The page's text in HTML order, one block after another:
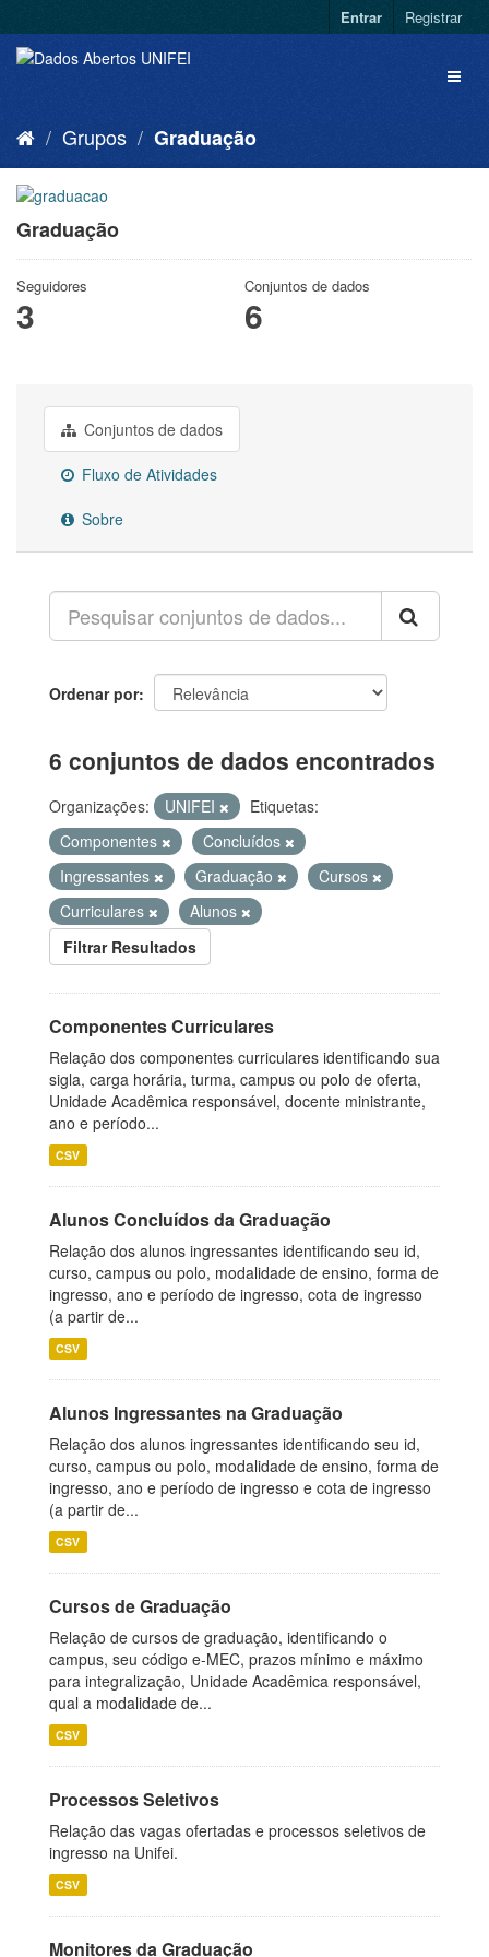
Entrar Registrar
Grupos Graduação
Graduação
Seguidores
3
Conjuntos de dados
6
Conjuntos de dados
Fluxo de Atividades
Sobre
Ordenar por
6 conjuntos de dados encontrados
Organizações: UNIFEI
Etiquetas:
Componentes
Concluídos
Ingressantes
Graduação
Cursos
Curriculares
Alunos
Filtrar Resultados
Componentes Curriculares
Relação dos componentes curriculares identificando sua
sigla, carga horária, turma, campus ou polo de oferta,
Unidade Acadêmica responsável, docente ministrante,
ano e período...
CSV
Alunos Concluídos da Graduação
Relação dos alunos ingressantes identificando seu id,
curso, campus ou polo, modalidade de ensino, forma de
ingresso, ano e período de ingresso, cota de ingresso
(a partir de...
CSV
Alunos Ingressantes na Graduação
Relação dos alunos ingressantes identificando seu id,
curso, campus ou polo, modalidade de ensino, forma de
ingresso, ano e período de ingresso e cota de ingresso
(a partir de...
CSV
Cursos de Graduação
Relação de cursos de graduação, identificando o
campus, seu código e-MEC, prazos mínimo e máximo
para integralização, Unidade Acadêmica responsável,
qual a modalidade de...
CSV
Processos Seletivos
Relação das vagas ofertadas e processos seletivos de
ingresso na Unifei.
CSV
Monitores da Graduação